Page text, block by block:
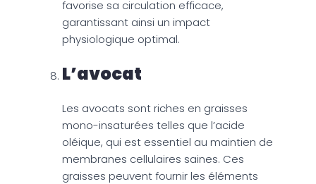
favorise sa circulation efficace,
garantissant ainsi un impact
physiologique optimal.
L’avocat
Les avocats sont riches en graisses
mono-insaturées telles que l’acide
oléique, qui est essentiel au maintien de
membranes cellulaires saines. Ces
graisses peuvent fournir les éléments